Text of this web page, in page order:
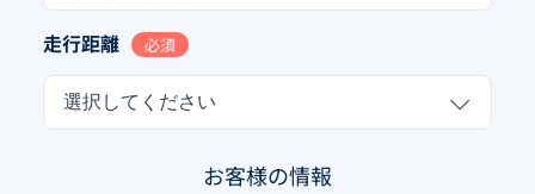
走行距離 必須
選択してください
お客様の情報